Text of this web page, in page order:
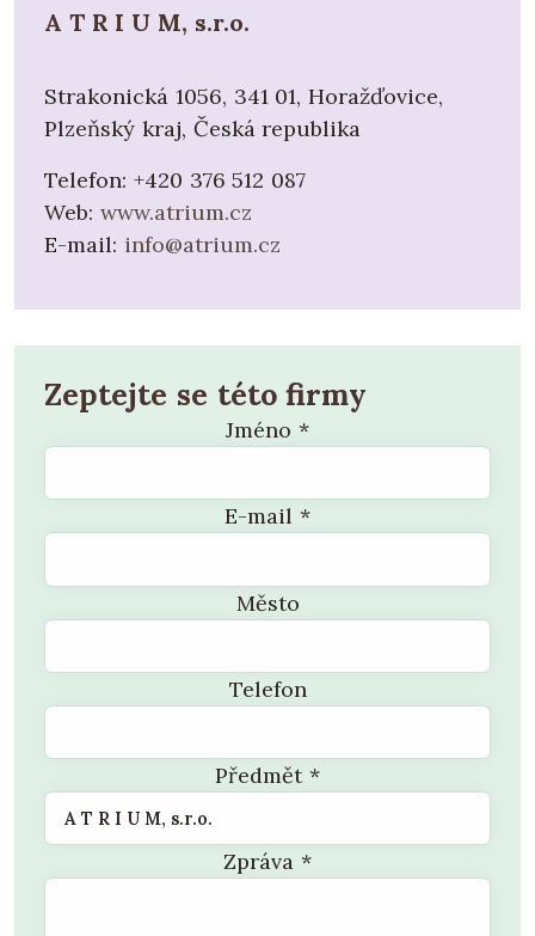
A T R I U M, s.r.o.
Strakonická 1056, 341 01, Horažďovice,
Plzeňský kraj, Česká republika
Telefon: +420 376 512 087
Web: www.atrium.cz
E-mail: info@atrium.cz
Zeptejte se této firmy
Jméno *
E-mail *
Město
Telefon
Předmět*
Zpráva *